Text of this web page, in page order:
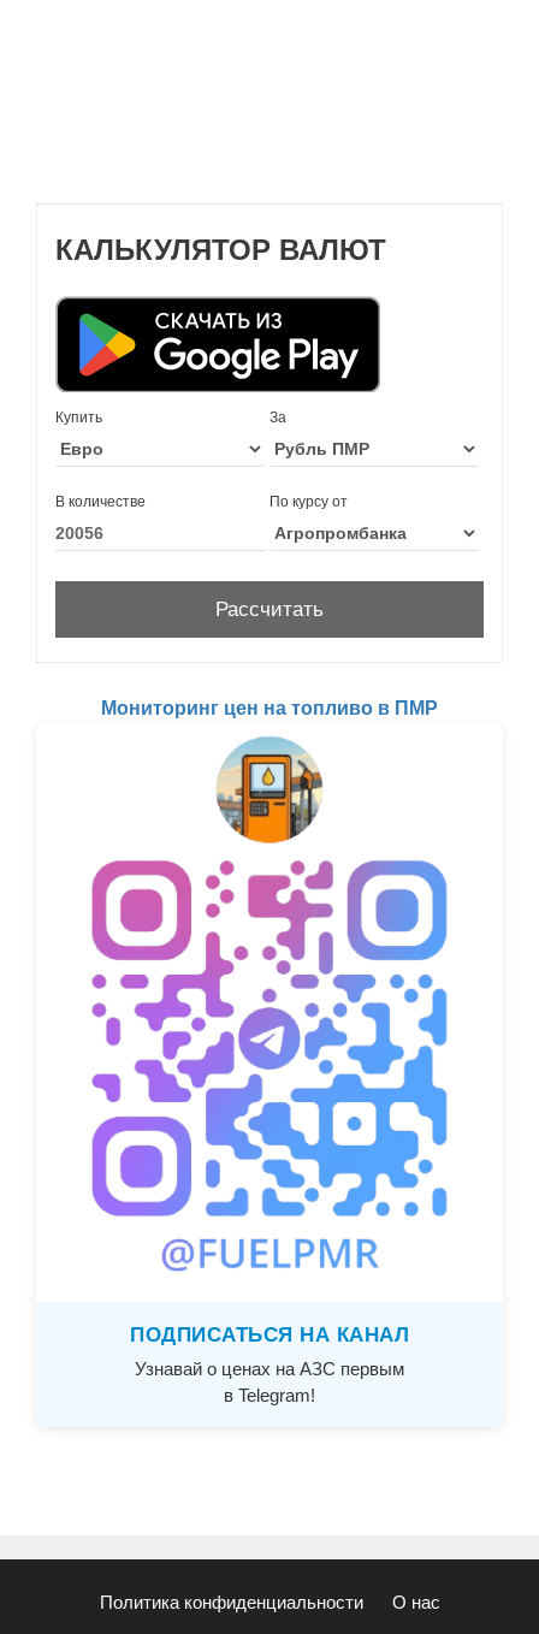
КАЛЬКУЛЯТОР ВАЛЮТ
Купить За
В количестве По курсу от
Мониторинг цен на топливо в ПМР
ПОДПИСАТЬСЯ НА КАНАЛ
Узнавай о ценах на АЗС первым
в Telegram!
Политика конфиденциальности О нас